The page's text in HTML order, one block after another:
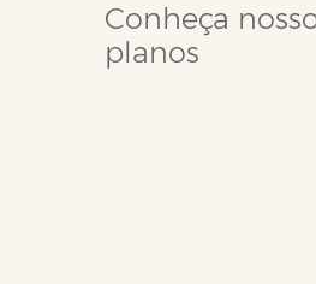
Conheça
planos